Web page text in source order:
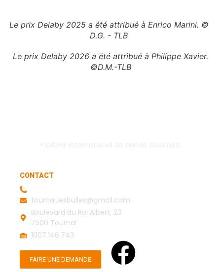
Le prix Delaby 2025 a été attribué à Enrico Marini. ©
D.G. - TLB
Le prix Delaby 2026 a été attribué à Philippe Xavier.
©D.M.-TLB
CONTACT
tournai.lesbulles@gmail.com
Boulevard du Roi Albert, 23
7500 Tournai
1007.146.743
FAIRE UNE DEMANDE